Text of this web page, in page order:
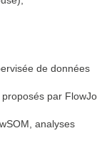
de données
par FlowJo
analyses